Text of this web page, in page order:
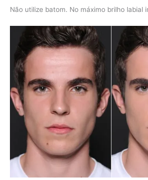
Não utilize batom. No máximo brilho labial